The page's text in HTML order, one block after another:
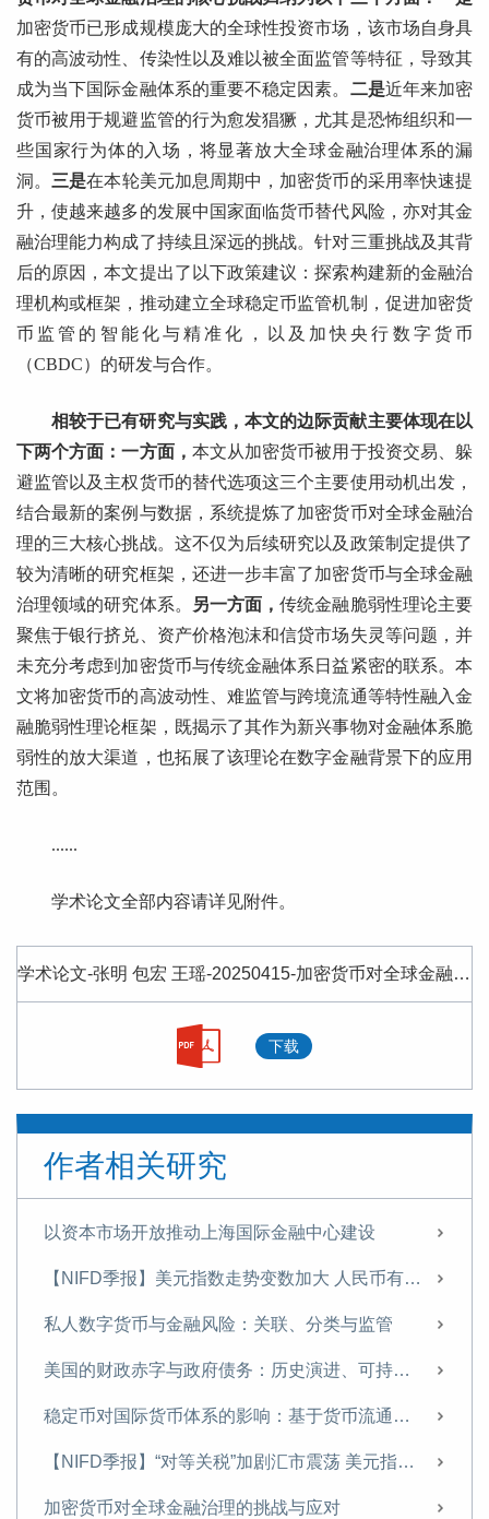
加密货币已形成规模庞大的全球性投资市场，该市场自身具
有的高波动性、传染性以及难以被全面监管等特征，导致其
成为当下国际金融体系的重要不稳定因素。 二是近年来加密
货币被用于规避监管的行为愈发猖獗，尤其是恐怖组织和一
些国家行为体的入场，将显著放大全球金融治理体系的漏
洞。 三是在本轮美元加息周期中，加密货币的采用率快速提
升，使越来越多的发展中国家面临货币替代风险，亦对其金
融治理能力构成了持续且深远的挑战。针对三重挑战及其背
后的原因，本文提出了以下政策建议：探索构建新的金融治
理机构或框架，推动建立全球稳定币监管机制，促进加密货
币监管的智能化与精准化，以及加快央行数字货币
（CBDC）的研发与合作。
相较于已有研究与实践，本文的边际贡献主要体现在以
下两个方面：一方面， 本文从加密货币被用于投资交易、躲
避监管以及主权货币的替代选项这三个主要使用动机出发，
结合最新的案例与数据，系统提炼了加密货币对全球金融治
理的三大核心挑战。这不仅为后续研究以及政策制定提供了
较为清晰的研究框架，还进一步丰富了加密货币与全球金融
治理领域的研究体系。
另一方面，传统金融脆弱性理论主要
聚焦于银行挤兑、资产价格泡沫和信贷市场失灵等问题，并
未充分考虑到加密货币与传统金融体系日益紧密的联系。本
文将加密货币的高波动性、难监管与跨境流通等特性融入金
融脆弱性理论框架，既揭示了其作为新兴事物对金融体系脆
弱性的放大渠道，也拓展了该理论在数字金融背景下的应用
范围。
......
学术论文全部内容请详见附件。
学术论文-张明 包宏 王瑶-20250415-加密货币对全球金融治理的挑战与应对-《金融监管研究》2025年第3期.pdf
下载
作者相关研究
以资本市场开放推动上海国际金融中心建设
【NIFD季报】美元指数走势变数加大 人民币有望温和升值——2025年年度人民币汇率分析报告
私人数字货币与金融风险：关联、分类与监管
美国的财政赤字与政府债务：历史演进、可持续性与中国应对
稳定币对国际货币体系的影响：基于货币流通域的分析
【NIFD季报】“对等关税”加剧汇市震荡 美元指数步入贬值周——2025H1人民币汇率分析报告
加密货币对全球金融治理的挑战与应对